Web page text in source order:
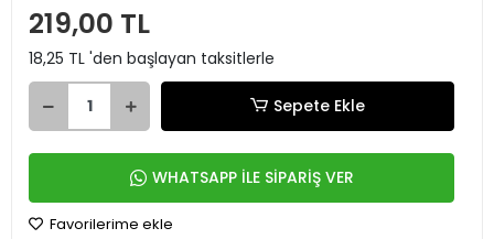
219,00 TL
18,25 TL 'den başlayan taksitlerle
Sepete Ekle
WHATSAPP İLE SİPARİŞ VER
Favorilerime ekle